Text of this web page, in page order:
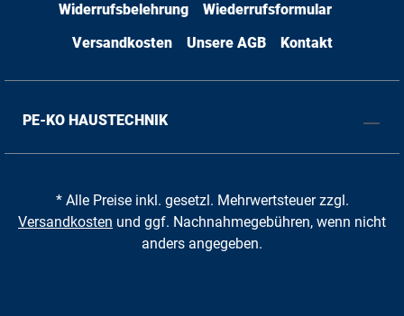
Widerrufsbelehrung
Wiederrufsformular
Versandkosten
Unsere AGB Kontakt
PE-KO HAUSTECHNIK
* Alle Preise inkl. gesetzl. Mehrwertsteuer zzgl.
Versandkosten und ggf. Nachnahmegebühren, wenn nicht
anders angegeben.